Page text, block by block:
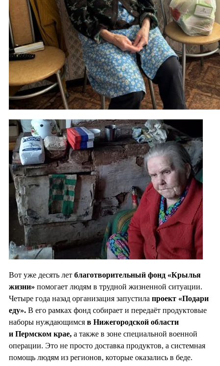
Вот уже десять лет благотворительный фонд «Крылья
жизни» помогает людям в трудной жизненной ситуации.
Четыре года назад организация запустила проект «Подари
еду». В его рамках фонд собирает и передаёт продуктовые
наборы нуждающимся в Нижегородской области
и Пермском крае, а также в зоне специальной военной
операции. Это не просто доставка продуктов, а системная
помощь людям из регионов, которые оказались в беде.